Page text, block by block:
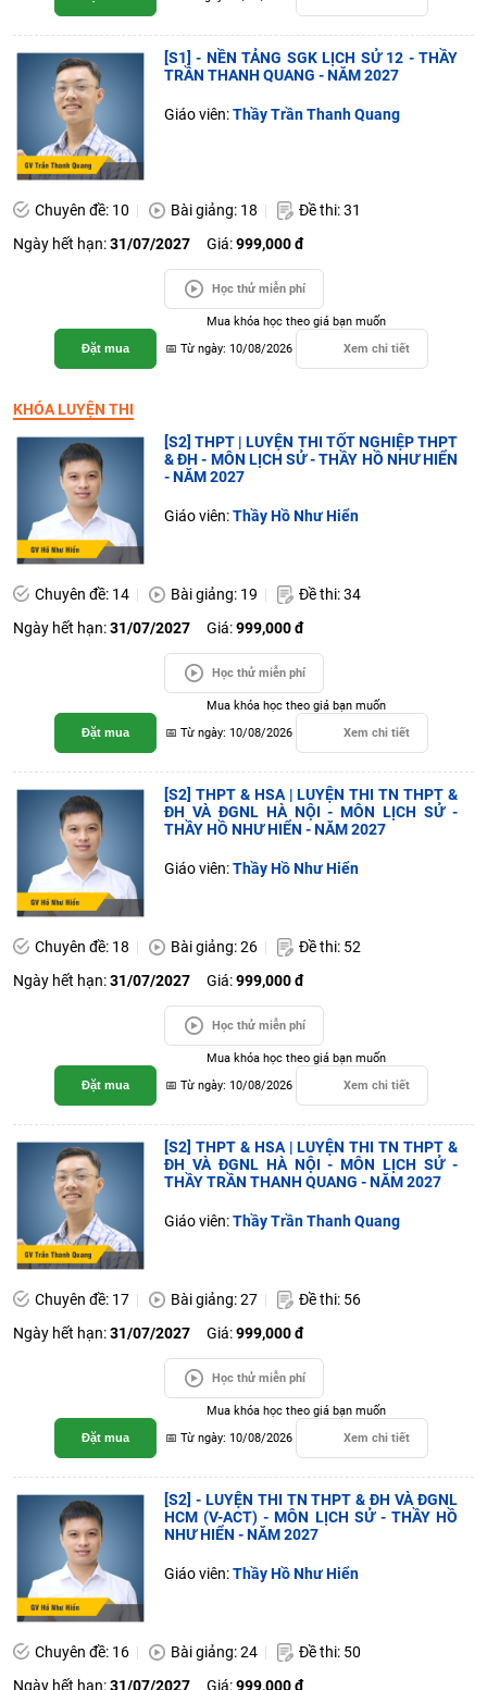
[S1] - NỀN TẢNG SGK LỊCH SỬ 12 - THẦY
TRẦN THANH QUANG - NĂM 2027
Giáo viên:Thầy Trần Thanh Quang
Chuyên đề: 10 Bài giảng: 18
Đề thi: 31
Ngày hết hạn:31/07/2027 Giá:999,000 đ
Học thử miễn phí
Đặt mua
Mua khóa học theo giá bạn muốn
📅 Từ ngày: 10/08/2026
Xem chi tiết
KHÓA LUYỆN THI
[S2] THPT | LUYỆN THI TỐT NGHIỆP THPT
& ĐH - MÔN LỊCH SỬ - THẦY HỒ NHƯ HIỂN
- NĂM 2027
Giáo viên:Thầy Hồ Như Hiển
Chuyên đề: 14 Bài giảng: 19
Đề thi: 34
Ngày hết hạn:31/07/2027 Giá:999,000 đ
Học thử miễn phí
Đặt mua
Mua khóa học theo giá bạn muốn
📅 Từ ngày: 10/08/2026
Xem chi tiết
[S2] THPT & HSA | LUYỆN THI TN THPT &
ĐH VÀ ĐGNL HÀ NỘI - MÔN LỊCH SỬ -
THẦY HỒ NHƯ HIỂN - NĂM 2027
Giáo viên:Thầy Hồ Như Hiển
Chuyên đề: 18 Bài giảng: 26
Đề thi: 52
Ngày hết hạn:31/07/2027 Giá:999,000 đ
Học thử miễn phí
Đặt mua
Mua khóa học theo giá bạn muốn
📅 Từ ngày: 10/08/2026
Xem chi tiết
[S2] THPT & HSA | LUYỆN THI TN THPT &
ĐH VÀ ĐGNL HÀ NỘI - MÔN LỊCH SỬ -
THẦY TRẦN THANH QUANG - NĂM 2027
Giáo viên:Thầy Trần Thanh Quang
Chuyên đề: 17 Bài giảng: 27
Đề thi: 56
Ngày hết hạn:31/07/2027 Giá:999,000 đ
Học thử miễn phí
Đặt mua
Mua khóa học theo giá bạn muốn
📅 Từ ngày: 10/08/2026
Xem chi tiết
[S2] - LUYỆN THI TN THPT & ĐH VÀ ĐGNL
HCM (V-ACT) - MÔN LỊCH SỬ - THẦY HỒ
NHƯ HIỂN - NĂM 2027
Giáo viên:Thầy Hồ Như Hiển
Chuyên đề: 16 Bài giảng: 24
Đề thi: 50
Ngày hết hạn:31/07/2027 Giá:999,000 đ